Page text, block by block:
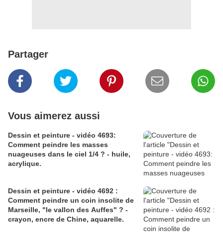
Partager
Vous aimerez aussi
Dessin et peinture - vidéo 4693:
Comment peindre les masses
nuageuses dans le ciel 1/4 ? - huile,
acrylique.
Dessin et peinture - vidéo 4692 :
Comment peindre un coin insolite de
Marseille, "le vallon des Auffes" ? -
crayon, encre de Chine, aquarelle.